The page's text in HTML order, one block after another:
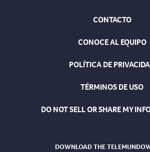
CONTACTO
CONOCE AL EQUIPO
POLÍTICA DE
TÉRMINOS DE USO
DO NOT SELL OR SHARE MY
DOWNLOAD THE